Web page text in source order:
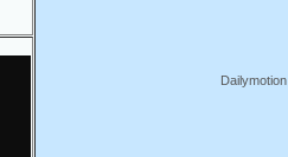
Dailymotion